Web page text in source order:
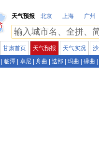
天气预报
北京 上海 广州
甘肃首页 天气预报 天气实况
临潭 卓尼 舟曲 迭部 玛曲 碌曲